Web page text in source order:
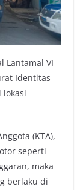
Lantamal VI
Identitas
lokasi
(KTA),
seperti
maka
berlaku di